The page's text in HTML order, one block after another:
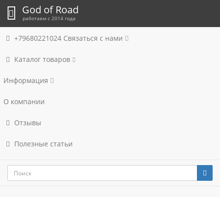
God of Road
работаем с 2014 года
+79680221024 Связаться с нами
Каталог товаров
Информация
О компании
Отзывы
Полезные статьи